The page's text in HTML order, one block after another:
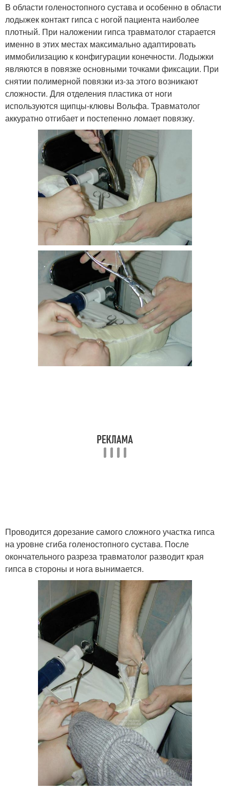
В области голеностопного сустава и особенно в области
лодыжек контакт гипса с ногой пациента наиболее
плотный. При наложении гипса травматолог старается
именно в этих местах максимально адаптировать
иммобилизацию к конфигурации конечности. Лодыжки
являются в повязке основными точками фиксации. При
снятии полимерной повязки из-за этого возникают
сложности. Для отделения пластика от ноги
используются щипцы-клювы Вольфа. Травматолог
аккуратно отгибает и постепенно ломает повязку.
Проводится дорезание самого сложного участка гипса
на уровне сгиба голеностопного сустава. После
окончательного разреза травматолог разводит края
гипса в стороны и нога вынимается.